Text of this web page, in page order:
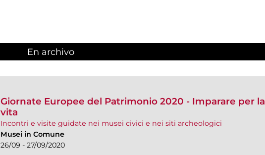
En archivo
Giornate Europee del Patrimonio 2020 - Imparare per la
vita
Incontri e visite guidate nei musei civici e nei siti archeologici
Musei in Comune
26/09 - 27/09/2020